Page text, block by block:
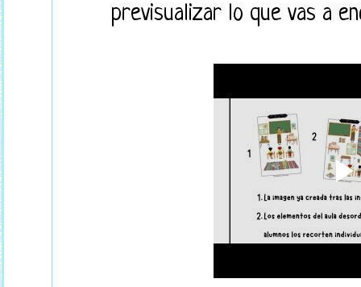
previsualizar lo que vas a